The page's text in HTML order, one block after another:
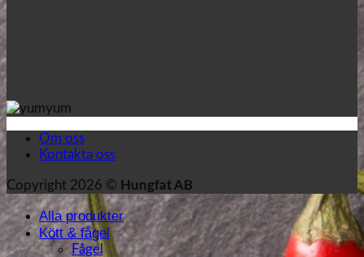
Om oss
Kontakta oss
Copyright 2026 © Hungfat AB
Alla produkter
Kött & fågel
Fågel